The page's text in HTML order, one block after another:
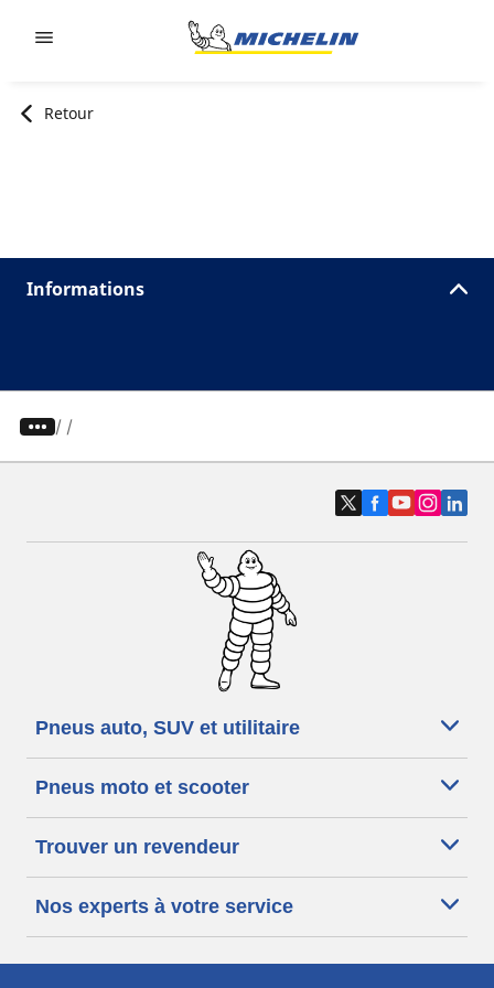
Retour
Informations
/
Pneus auto, SUV et utilitaire
Pneus moto et scooter
Trouver un revendeur
Nos experts à votre service